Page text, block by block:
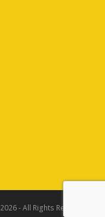
2026 - All Rights Reserved